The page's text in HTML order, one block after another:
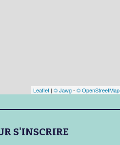
Leaflet | © Jawg- © OpenStreetMap
S'INSCRIRE